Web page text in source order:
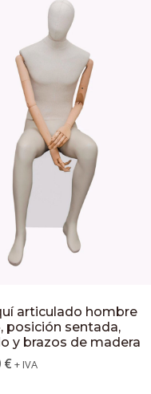
articulado hombre
posición sentada,
y brazos de madera
€ + IVA